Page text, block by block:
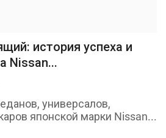
история успеха и
Nissan...
универсалов,
японской марки Nissan...